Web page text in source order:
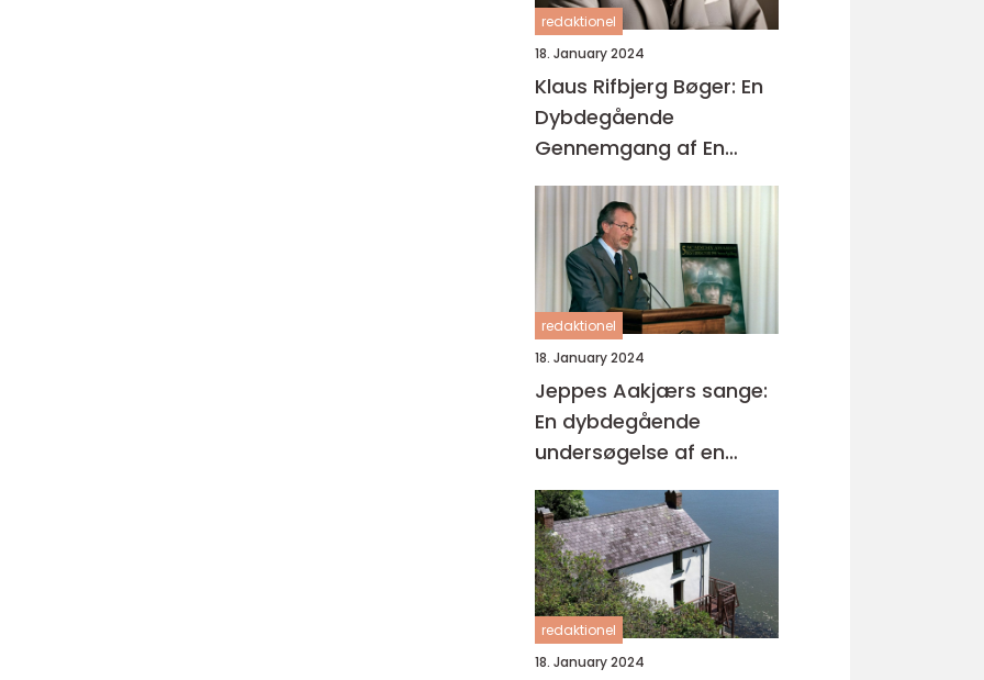
redaktionel
18. January 2024
Klaus Rifbjerg Bøger: En
Dybdegående
Gennemgang af En
Legendarisk Forfatters
Litterære Værker
redaktionel
18. January 2024
Jeppes Aakjærs sange:
En dybdegående
undersøgelse af en
dansk poet
redaktionel
18. January 2024